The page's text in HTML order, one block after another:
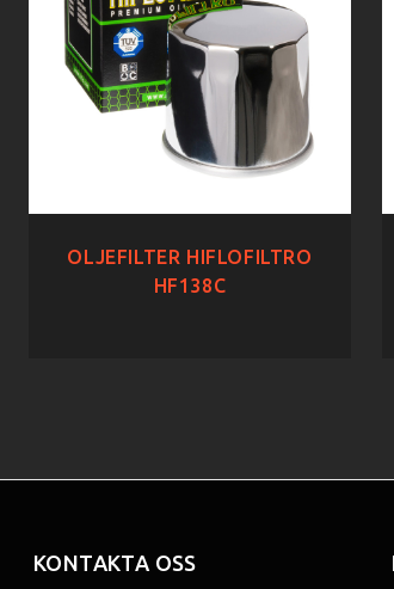
OLJEFILTER HIFLOFILTRO
HF138C
KONTAKTA OSS